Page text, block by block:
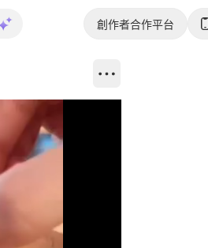
創作者合作平台